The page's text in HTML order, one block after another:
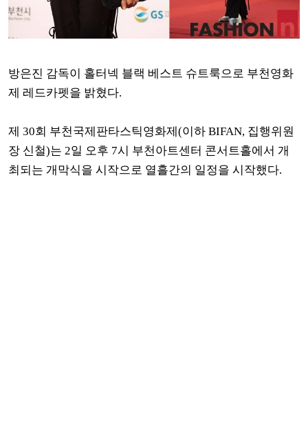
방은진 감독이 홀터넥 블랙 베스트 슈트룩으로 부천영화
제 레드카펫을 밝혔다.
제 30회 부천국제판타스틱영화제(이하 BIFAN, 집행위원
장 신철)는 2일 오후 7시 부천아트센터 콘서트홀에서 개
최되는 개막식을 시작으로 열흘간의 일정을 시작했다.